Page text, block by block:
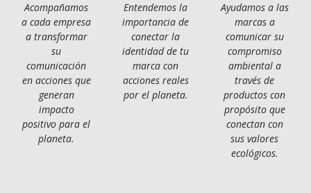
Acompañamos
a cada empresa
a transformar
su
comunicación
en acciones que
generan
impacto
positivo para el
planeta.
Entendemos la
importancia de
conectar la
identidad de tu
marca con
acciones reales
por el planeta.
Ayudamos a las
marcas a
comunicar su
compromiso
ambiental a
través de
productos con
propósito que
conectan con
sus valores
ecológicos.